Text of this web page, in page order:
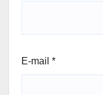
E-mail *